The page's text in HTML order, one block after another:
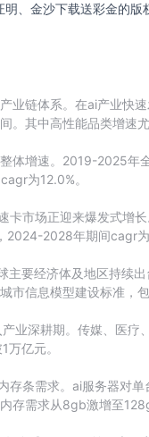
、金沙下载送彩金的
链体系。在ai产业快
其中高性能品类增
体增速。2019-2025
为12.0%。
市场正迎来爆发式
2024-2028年期间cagr为
要经济体及地区持续
信息模型建设标准，
业深耕期。传媒、医
亿元。
条需求。ai服务器对
存需求从8gb激增至